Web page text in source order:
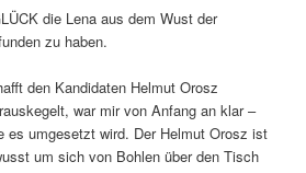
die Lena aus dem Wust der
zu haben.
den Kandidaten Helmut Orosz
war mir von Anfang an klar –
es umgesetzt wird. Der Helmut Orosz ist
um sich von Bohlen über den Tisch